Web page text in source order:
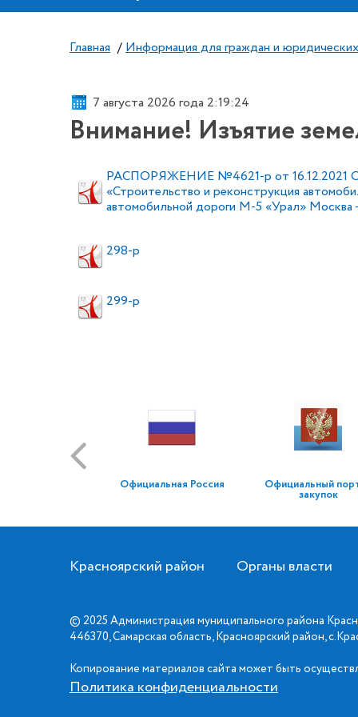
Главная / Информация для граждан и
7 августа 2026 года 2:19:24
Внимание! Изъятие
РАСПОРЯЖЕНИЕ №4621-р от 16.12.2021 Об
«Строительство и реконструкция
автомобильной дороги М-5 «Урал» Москва -
298-р
299-р
Официальная Россия Официальный
закупок
Красноярский район Органы власти
© 2025 Администрация муниципального района
446370, Самарская область, Красноярский район,
Копирование материалов сайта может быть
Политика конфиденциальности